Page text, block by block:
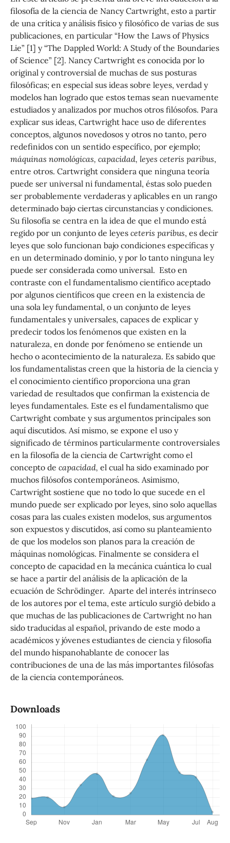
filosofía de la ciencia de Nancy Cartwright, esto a partir
de una crítica y análisis físico y filosófico de varias de sus
publicaciones, en particular “How the Laws of Physics
Lie” [1] y “The Dappled World: A Study of the Boundaries
of Science” [2]. Nancy Cartwright es conocida por lo
original y controversial de muchas de sus posturas
filosóficas; en especial sus ideas sobre leyes, verdad y
modelos han logrado que estos temas sean nuevamente
estudiados y analizados por muchos otros filósofos. Para
explicar sus ideas, Cartwright hace uso de diferentes
conceptos, algunos novedosos y otros no tanto, pero
redefinidos con un sentido específico, por ejemplo;
máquinas nomológicas, capacidad, leyes ceteris paribus,
entre otros. Cartwright considera que ninguna teoría
puede ser universal ni fundamental, éstas solo pueden
ser probablemente verdaderas y aplicables en un rango
determinado bajo ciertas circunstancias y condiciones.
Su filosofía se centra en la idea de que el mundo está
regido por un conjunto de leyes ceteris paribus, es decir
leyes que solo funcionan bajo condiciones específicas y
en un determinado dominio, y por lo tanto ninguna ley
puede ser considerada como universal. Esto en
contraste con el fundamentalismo científico aceptado
por algunos científicos que creen en la existencia de
una sola ley fundamental, o un conjunto de leyes
fundamentales y universales, capaces de explicar y
predecir todos los fenómenos que existen en la
naturaleza, en donde por fenómeno se entiende un
hecho o acontecimiento de la naturaleza. Es sabido que
los fundamentalistas creen que la historia de la ciencia y
el conocimiento científico proporciona una gran
variedad de resultados que confirman la existencia de
leyes fundamentales. Este es el fundamentalismo que
Cartwright combate y sus argumentos principales son
aquí discutidos. Así mismo, se expone el uso y
significado de términos particularmente controversiales
en la filosofía de la ciencia de Cartwright como el
concepto de capacidad, el cual ha sido examinado por
muchos filósofos contemporáneos. Asimismo,
Cartwright sostiene que no todo lo que sucede en el
mundo puede ser explicado por leyes, sino solo aquellas
cosas para las cuales existen modelos, sus argumentos
son expuestos y discutidos, así como su planteamiento
de que los modelos son planos para la creación de
máquinas nomológicas. Finalmente se considera el
concepto de capacidad en la mecánica cuántica lo cual
se hace a partir del análisis de la aplicación de la
ecuación de Schrödinger. Aparte del interés intrínseco
de los autores por el tema, este artículo surgió debido a
que muchas de las publicaciones de Cartwright no han
sido traducidas al español, privando de este modo a
académicos y jóvenes estudiantes de ciencia y filosofía
del mundo hispanohablante de conocer las
contribuciones de una de las más importantes filósofas
de la ciencia contemporáneos.
Downloads